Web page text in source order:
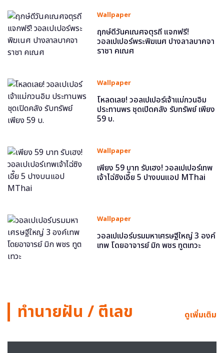
Wallpaper
ฤกษ์ดีวันคเณศจตุรถี แจกฟรี!
วอลเปเปอร์พระพิฆเนศ ปางลาลบาคจา
ราชา คเณศ
Wallpaper
โหลดเลย! วอลเปเปอร์เจ้าแม่กวนอิม
ประทานพร ชุดเปิดคลัง รับทรัพย์ เพียง
59 บ.
Wallpaper
เพียง 59 บาท รับเฮง! วอลเปเปอร์เทพ
เจ้าไฉ่ซิงเอี๊ย 5 ปางบนแอป MThai
Wallpaper
วอลเปเปอร์บรมมหาเศรษฐีใหญ่ 3 องค์
เทพ โดยอาจารย์ มิก พชร ทูตเทวะ
ทำนายฝัน / ตีเลข ดูเพิ่มเติม